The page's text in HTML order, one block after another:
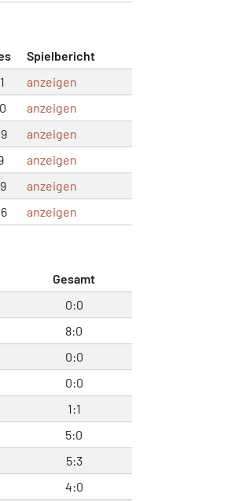
Spielbericht
anzeigen
anzeigen
anzeigen
anzeigen
anzeigen
anzeigen
Gesamt
0:0
8:0
0:0
0:0
1:1
5:0
5:3
4:0